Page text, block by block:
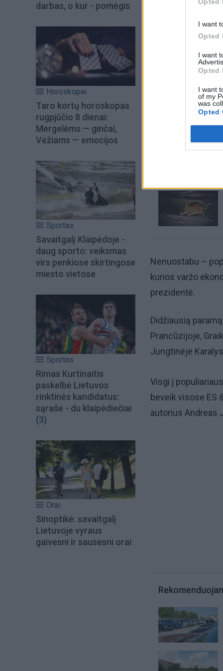
I want
Opted
I want
Opted
I want
of my
was
Opted
darbas, o kur - pomėgis
Horoskopai
Taro kortų horoskopas
rugpjūčio 8 dienai:
Mergelėms — ginčai,
Vėžiams — emocijos
Sportas
Savaitgalį Klaipėdoje -
daug sporto: veiksmas
virs penkiose skirtingose
miesto vietose
Sportas
Rimas Kurtinaitis
paskelbė Lietuvos
rinktinės kandidatus:
sąraše - du klaipėdiečiai
(3)
Orai
Sinoptikė: savaitgalį
Lietuvoje vyraus
gaivesni ir sausesni orai
Šiuo metu
Nenuostabu –
kurios varžo
prezidentė.
Didžiausią
Prancūzijoje,
Jungtinėje
Visgi į
beveik visose ES
autorius Andreas